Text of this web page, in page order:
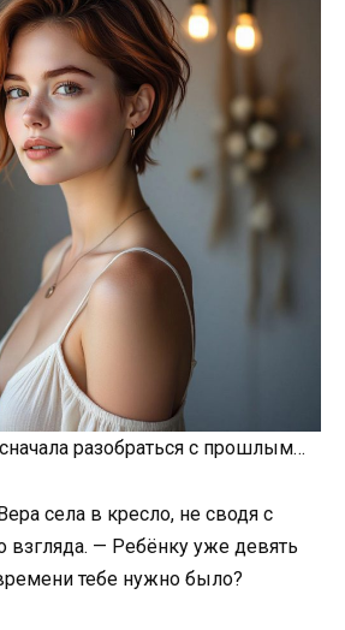
разобраться с прошлым…
села в кресло, не сводя с
взгляда. — Ребёнку уже девять
тебе нужно было?